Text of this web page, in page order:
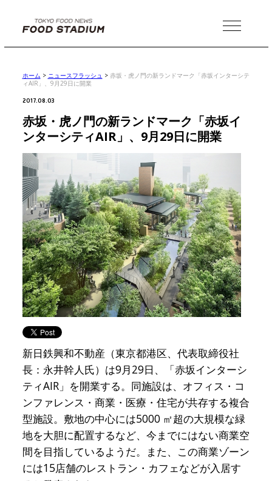
MENU
ホーム > ニュースフラッシュ > 赤坂・虎ノ門の新ランドマーク「赤坂インターシテ
ィAIR」、9月29日に開業
2017.08.03
赤坂・虎ノ門の新ランドマーク「赤坂イ
ンターシティAIR」、9月29日に開業
新日鉄興和不動産（東京都港区、代表取締役社
長：永井幹人氏）は9月29日、「赤坂インターシ
ティAIR」を開業する。同施設は、オフィス・コ
ンファレンス・商業・医療・住宅が共存する複合
型施設。敷地の中心には5000 ㎡超の大規模な緑
地を大胆に配置するなど、今までにはない商業空
間を目指しているようだ。また、この商業ゾーン
には15店舗のレストラン・カフェなどが入居す